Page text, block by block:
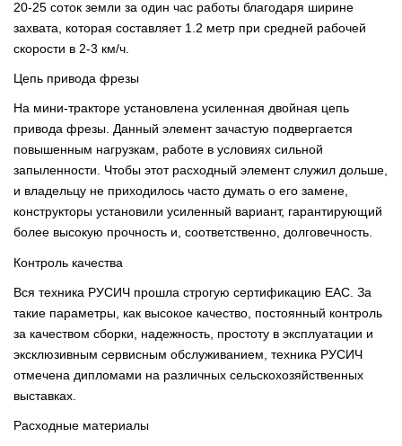
20-25 соток земли за один час работы благодаря ширине
захвата, которая составляет 1.2 метр при средней рабочей
скорости в 2-3 км/ч.
Цепь привода фрезы
На мини-тракторе установлена усиленная двойная цепь
привода фрезы. Данный элемент зачастую подвергается
повышенным нагрузкам, работе в условиях сильной
запыленности. Чтобы этот расходный элемент служил дольше,
и владельцу не приходилось часто думать о его замене,
конструкторы установили усиленный вариант, гарантирующий
более высокую прочность и, соответственно, долговечность.
Контроль качества
Вся техника РУСИЧ прошла строгую сертификацию EAC. За
такие параметры, как высокое качество, постоянный контроль
за качеством сборки, надежность, простоту в эксплуатации и
эксклюзивным сервисным обслуживанием, техника РУСИЧ
отмечена дипломами на различных сельскохозяйственных
выставках.
Расходные материалы